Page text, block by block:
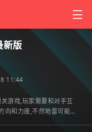
新版
11:44
游戏,玩家需要和对手互
向和力度,不然地雷可能